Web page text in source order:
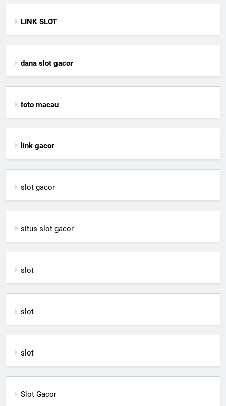
LINK SLOT
dana slot gacor
toto macau
link gacor
slot gacor
situs slot gacor
slot
slot
slot
Slot Gacor